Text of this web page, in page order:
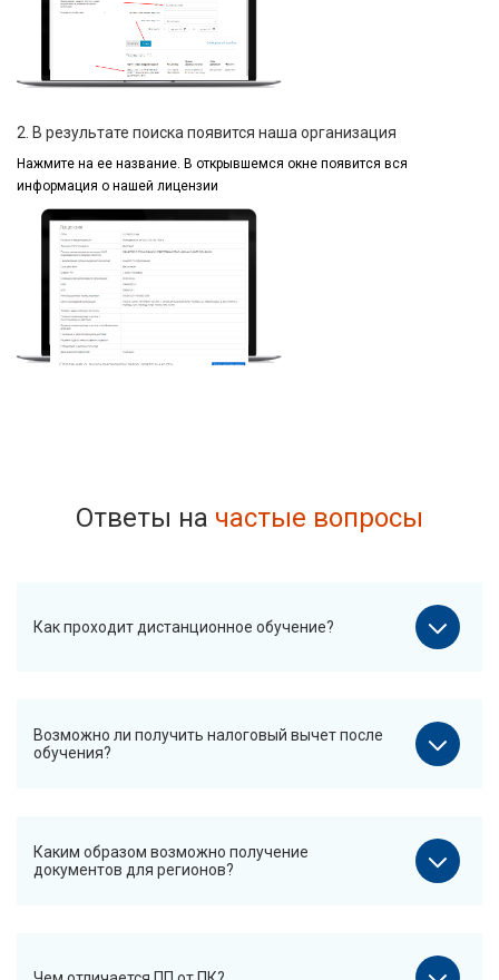
2. В результате поиска появится наша организация
Нажмите на ее название. В открывшемся окне появится вся
информация о нашей лицензии
Ответы на частые вопросы
Как проходит дистанционное обучение?
Возможно ли получить налоговый вычет после
обучения?
Каким образом возможно получение
документов для регионов?